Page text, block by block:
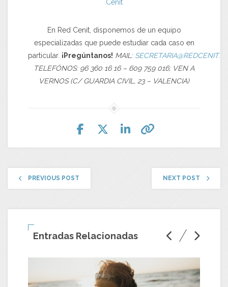
Cenit
En Red Cenit, disponemos de un equipo
especializadas que puede estudiar cada caso en
particular. ¡Pregúntanos! MAIL:
TELEFÓNOS: 96 360 16 16 – 609 759 016; VEN A
VERNOS (C/ GUARDIA CIVIL, 23 – VALENCIA)
PREVIOUS POST NEXT POST
Entradas Relacionadas